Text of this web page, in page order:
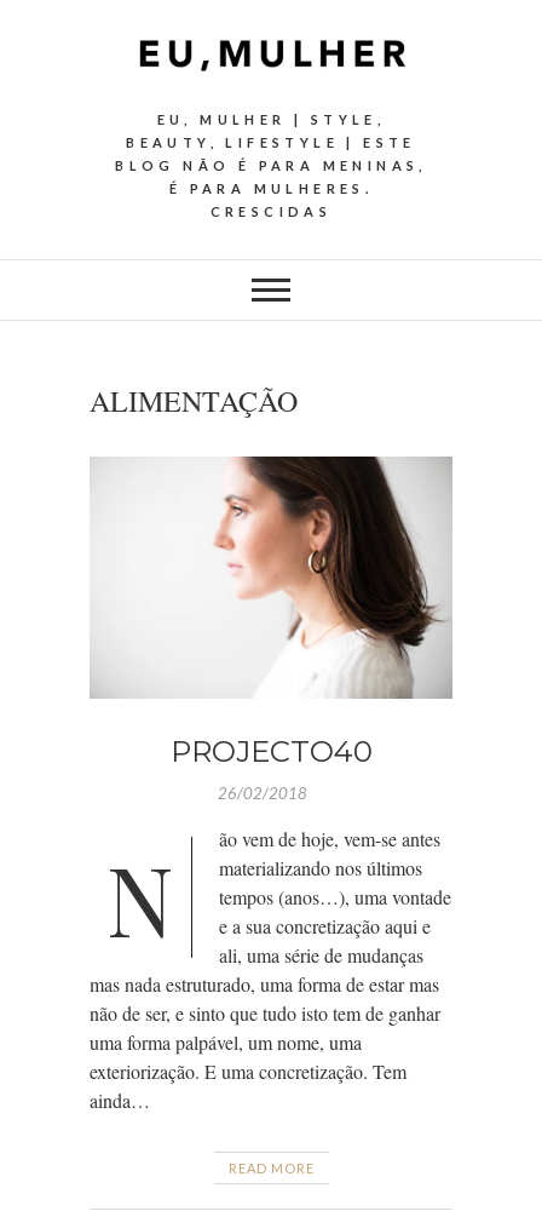
EU, MULHER | STYLE,
BEAUTY, LIFESTYLE | ESTE
BLOG NÃO É PARA MENINAS,
É PARA MULHERES.
CRESCIDAS
ALIMENTAÇÃO
PROJECTO40
26/02/2018
N
ão vem de hoje, vem-se antes
materializando nos últimos
tempos (anos…), uma vontade
e a sua concretização aqui e
ali, uma série de mudanças
mas nada estruturado, uma forma de estar mas
não de ser, e sinto que tudo isto tem de ganhar
uma forma palpável, um nome, uma
exteriorização. E uma concretização. Tem
ainda…
READ MORE